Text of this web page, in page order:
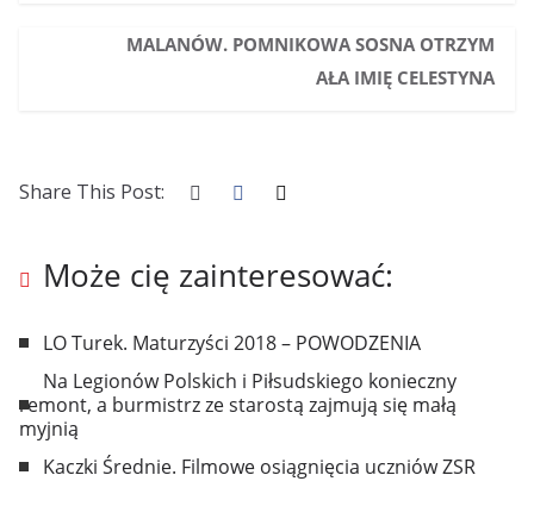
MALANÓW. POMNIKOWA SOSNA OTRZYM
AŁA IMIĘ CELESTYNA
Share This Post:
Może cię zainteresować:
LO Turek. Maturzyści 2018 – POWODZENIA
Na Legionów Polskich i Piłsudskiego konieczny
remont, a burmistrz ze starostą zajmują się małą
myjnią
Kaczki Średnie. Filmowe osiągnięcia uczniów ZSR